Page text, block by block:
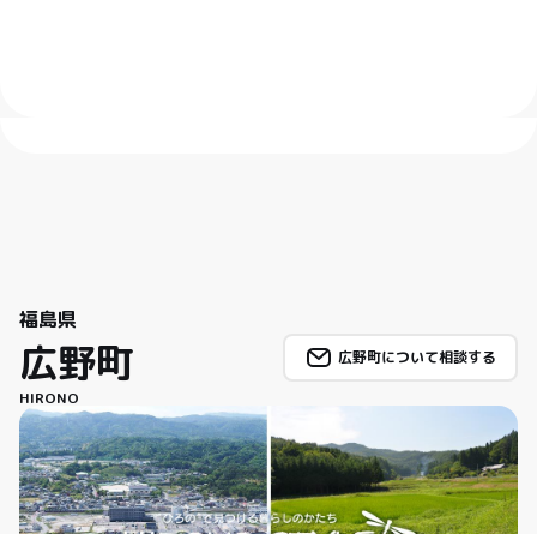
福島県
広野町
HIRONO
広野町について相談する